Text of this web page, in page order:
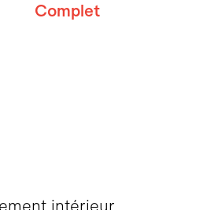
intérieur
Complet